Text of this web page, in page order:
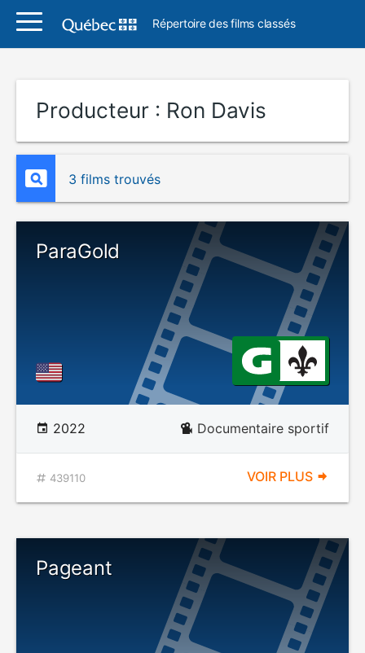
Répertoire des films classés
Producteur : Ron Davis
3 films trouvés
ParaGold
2022 Documentaire sportif
439110 VOIR PLUS
Pageant